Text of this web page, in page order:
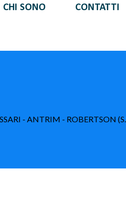
CHI SONO CONTATTI
- ANTRIM - ROBERTSON